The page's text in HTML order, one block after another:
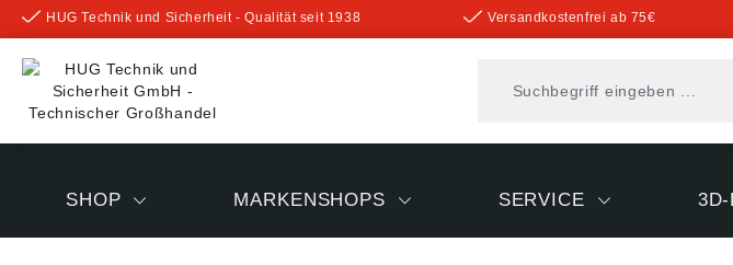
springen
HUG Technik und Sicherheit - Qualität seit 1938 Versandkostenfrei ab 75€
SHOP MARKENSHOPS SERVICE